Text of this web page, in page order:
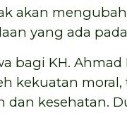
akan
yang ada
bagi KH.
kekuatan
kesehatan.